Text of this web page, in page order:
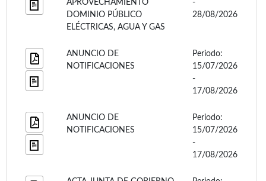
APROVECHAMIENTO
DOMINIO PÚBLICO
ELÉCTRICAS, AGUA Y GAS
-
28/08/2026
ANUNCIO DE
NOTIFICACIONES
Periodo:
15/07/2026
-
17/08/2026
ANUNCIO DE
NOTIFICACIONES
Periodo:
15/07/2026
-
17/08/2026